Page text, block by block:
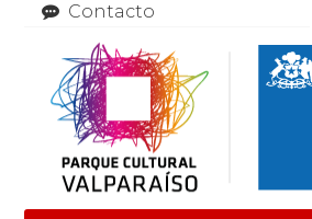
Contacto